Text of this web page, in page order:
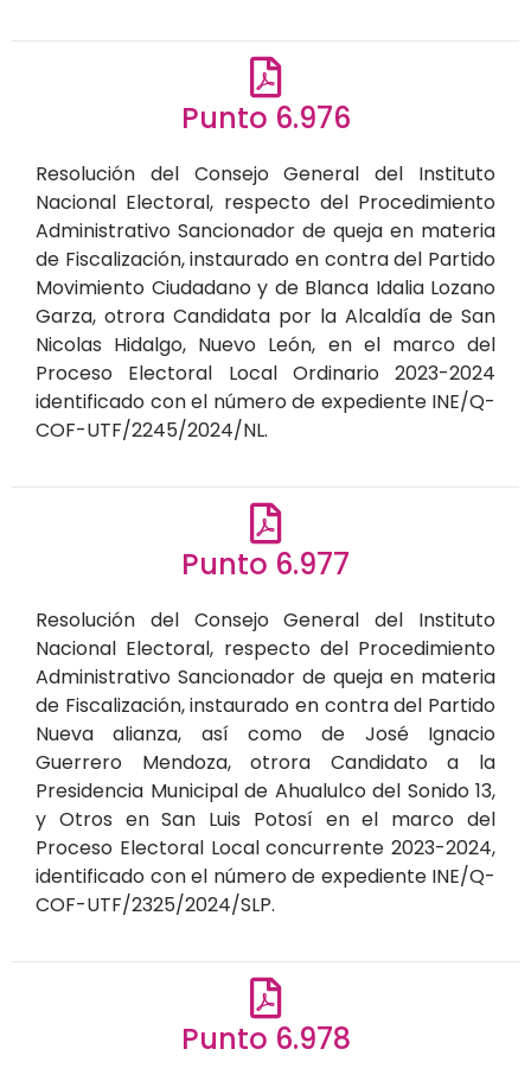
Punto 6.976
Resolución del Consejo General del Instituto
Nacional Electoral, respecto del Procedimiento
Administrativo Sancionador de queja en materia
de Fiscalización, instaurado en contra del Partido
Movimiento Ciudadano y de Blanca Idalia Lozano
Garza, otrora Candidata por la Alcaldía de San
Nicolas Hidalgo, Nuevo León, en el marco del
Proceso Electoral Local Ordinario 2023-2024
identificado con el número de expediente INE/Q-
COF-UTF/2245/2024/NL.
Punto 6.977
Resolución del Consejo General del Instituto
Nacional Electoral, respecto del Procedimiento
Administrativo Sancionador de queja en materia
de Fiscalización, instaurado en contra del Partido
Nueva alianza, así como de José Ignacio
Guerrero Mendoza, otrora Candidato a la
Presidencia Municipal de Ahualulco del Sonido 13,
y Otros en San Luis Potosí en el marco del
Proceso Electoral Local concurrente 2023-2024,
identificado con el número de expediente INE/Q-
COF-UTF/2325/2024/SLP.
Punto 6.978